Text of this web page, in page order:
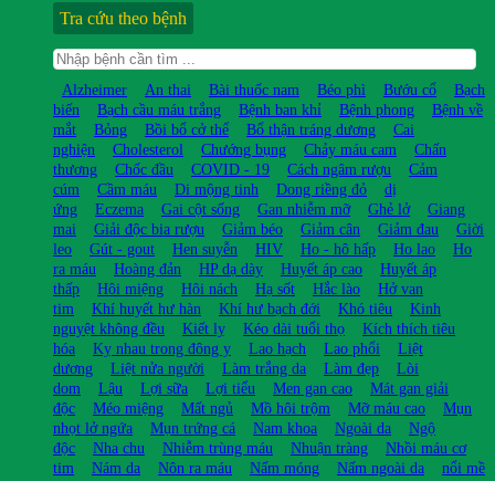
Tra cứu theo bệnh
Alzheimer An thai Bài thuốc nam Béo phì Bướu cổ
Bạch
biến
Bạch cầu máu trắng Bệnh ban khỉ Bệnh phong
Bệnh về
mắt
Bỏng Bồi bổ cở thể Bổ thận tráng dương
Cai
nghiện
Cholesterol Chướng bụng Chảy máu cam
Chấn
thương
Chốc đầu COVID - 19 Cách ngâm rượu
Cảm
cúm
Cầm máu Di mộng tinh Dong riềng đỏ
dị
ứng
Eczema Gai cột sống Gan nhiễm mỡ Ghẻ lở
Giang
mai
Giải độc bia rượu Giảm béo Giảm cân Giảm đau
Giời
leo
Gút - gout Hen suyễn HIV Ho - hô hấp Ho lao
Ho
ra máu
Hoàng đản HP dạ dày Huyết áp cao
Huyết áp
thấp
Hôi miệng Hôi nách Hạ sốt Hắc lào
Hở van
tim
Khí huyết hư hàn Khí hư bạch đới Khó tiêu
Kinh
nguyệt không đều
Kiết lỵ Kéo dài tuổi thọ
Kích thích tiêu
hóa
Kỵ nhau trong đông y Lao hạch Lao phổi
Liệt
dương
Liệt nửa người Làm trắng da Làm đẹp
Lòi
dom
Lậu Lợi sữa Lợi tiểu Men gan cao
Mát gan giải
độc
Méo miệng Mất ngủ Mồ hôi trộm Mỡ máu cao
Mụn
nhọt lở ngứa
Mụn trứng cá Nam khoa Ngoài da
Ngộ
độc
Nha chu Nhiễm trùng máu Nhuận tràng
Nhồi máu cơ
tim
Nám da Nôn ra máu Nấm móng Nấm ngoài da
nổi mề